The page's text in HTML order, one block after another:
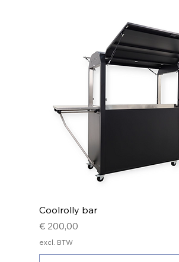
Coolrolly bar
Prijs
€ 200,00
excl. BTW